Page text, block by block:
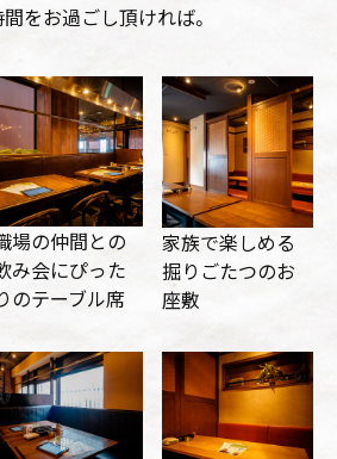
をお過ごし頂ければ。
場の仲間との
み会にぴった
のテーブル席
家族で楽しめる
掘りごたつのお
座敷